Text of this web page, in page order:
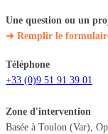
Une question ou un
➜ Remplir le
Téléphone
+33 (0)9 51 91 39 01
Zone d'intervention
Basée à Toulon (Var),